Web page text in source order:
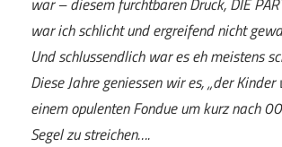
war ich schlicht und ergreifend nicht
Und schlussendlich war es eh meistens
Diese Jahre geniessen wir es, „der Kinder
einem opulenten Fondue um kurz nach
Segel zu streichen….